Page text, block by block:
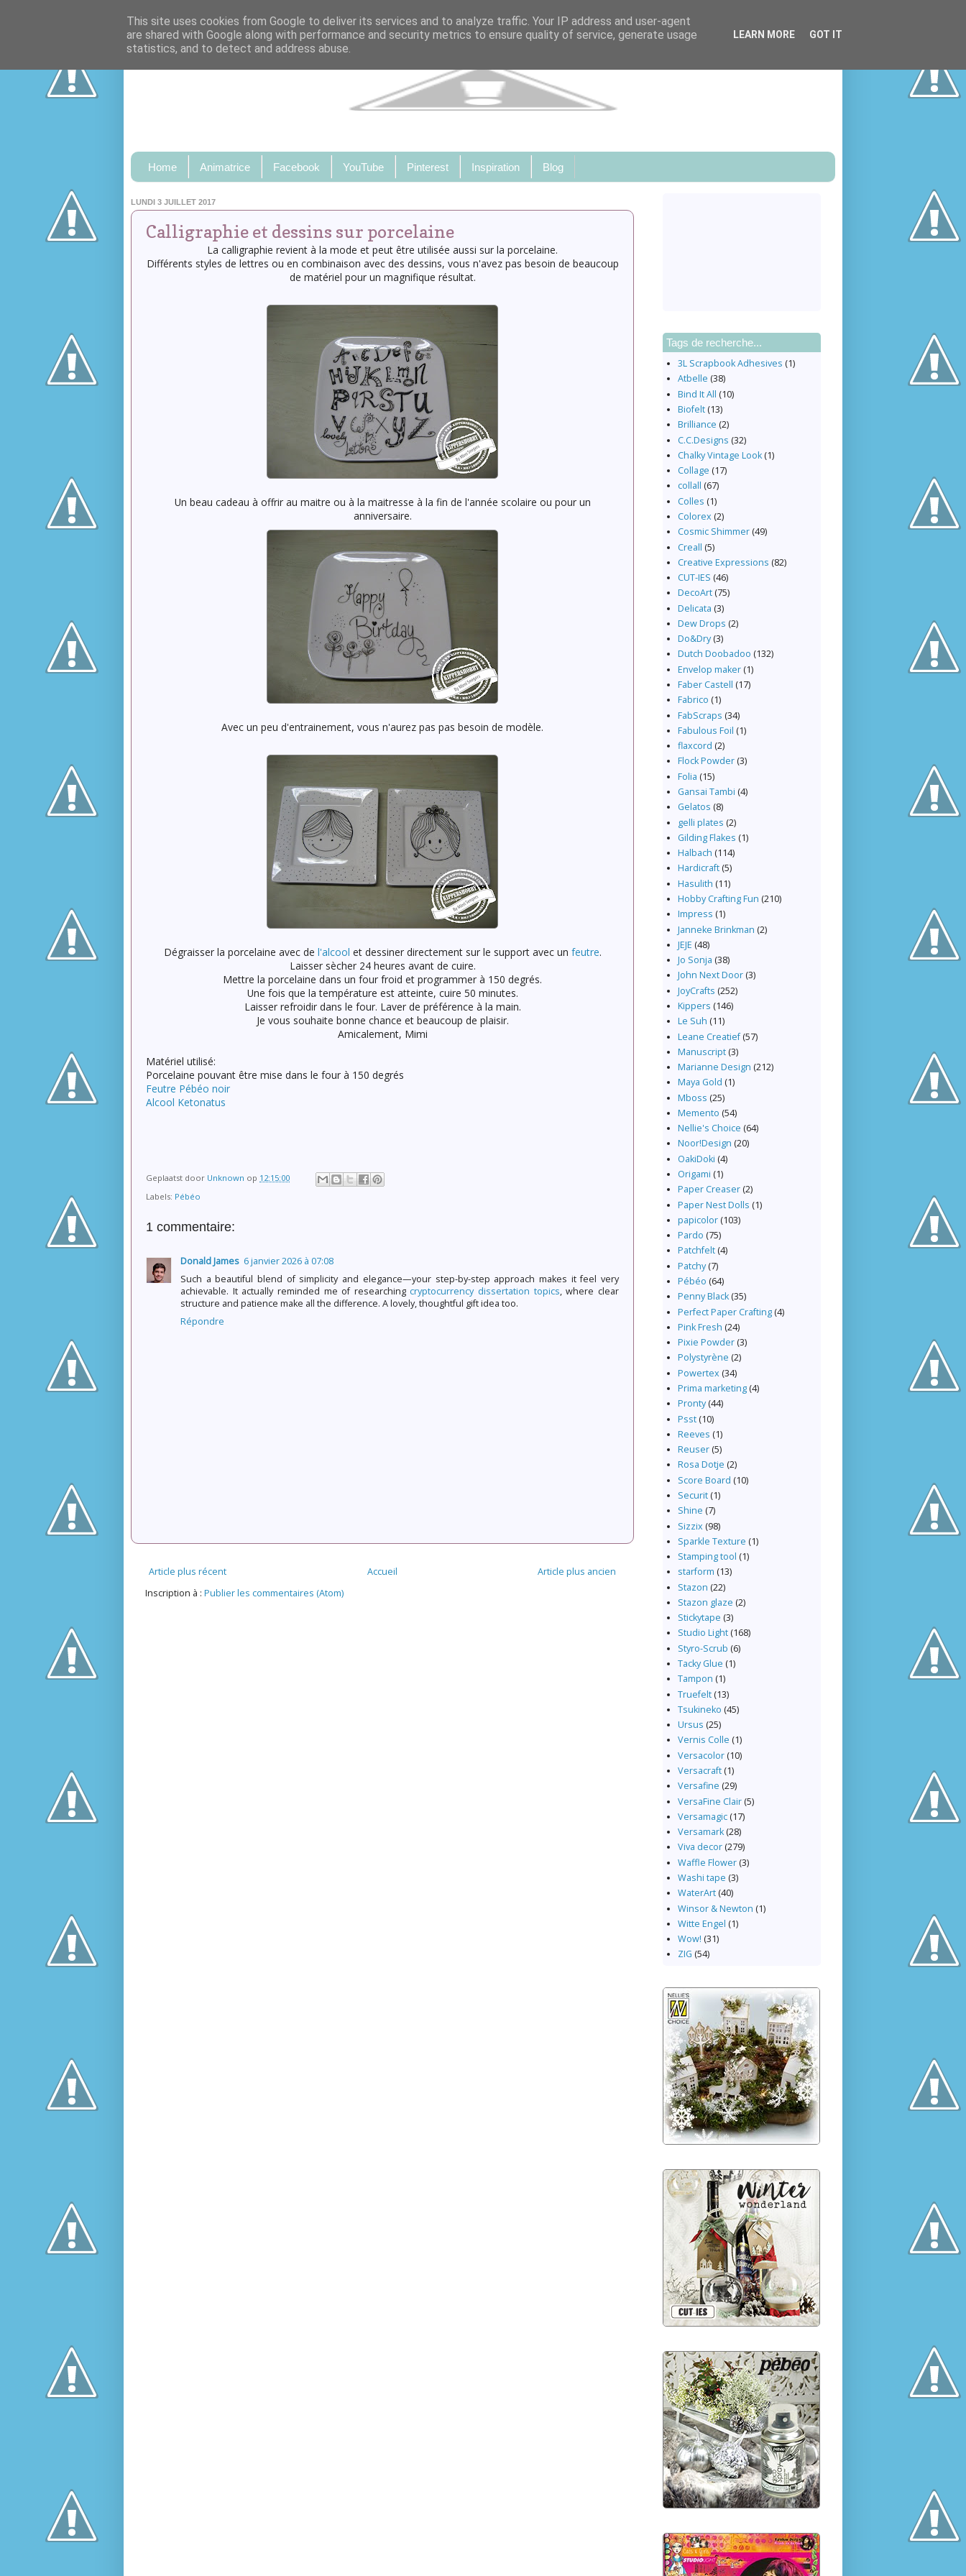
Home Animatrice Facebook YouTube Pinterest Inspiration Blog
LUNDI 3 JUILLET 2017
Calligraphie et dessins sur porcelaine
La calligraphie revient à la mode et peut être utilisée aussi sur la porcelaine.
Différents styles de lettres ou en combinaison avec des dessins, vous n'avez pas besoin de beaucoup
de matériel pour un magnifique résultat.
Un beau cadeau à offrir au maitre ou à la maitresse à la fin de l'année scolaire ou pour un
anniversaire.
Avec un peu d'entrainement, vous n'aurez pas pas besoin de modèle.
Dégraisser la porcelaine avec de l'alcool et dessiner directement sur le support avec un feutre.
Laisser sècher 24 heures avant de cuire.
Mettre la porcelaine dans un four froid et programmer à 150 degrés.
Une fois que la température est atteinte, cuire 50 minutes.
Laisser refroidir dans le four. Laver de préférence à la main.
Je vous souhaite bonne chance et beaucoup de plaisir.
Amicalement, Mimi
Matériel utilisé:
Porcelaine pouvant être mise dans le four à 150 degrés
Feutre Pébéo noir
Alcool Ketonatus
Geplaatst door Unknown op 12:15:00
Labels: Pébéo
1 commentaire:
Donald James 6 janvier 2026 à 07:08
Such a beautiful blend of simplicity and elegance—your step-by-step approach makes it feel very
achievable. It actually reminded me of researching cryptocurrency dissertation topics, where clear
structure and patience make all the difference. A lovely, thoughtful gift idea too.
Répondre
Article plus récent Article plus ancien
Accueil
Inscription à : Publier les commentaires (Atom)
Tags de recherche...
3L Scrapbook Adhesives (1)
Atbelle (38)
Bind It All (10)
Biofelt (13)
Brilliance (2)
C.C.Designs (32)
Chalky Vintage Look (1)
Collage (17)
collall (67)
Colles (1)
Colorex (2)
Cosmic Shimmer (49)
Creall (5)
Creative Expressions (82)
CUT-IES (46)
DecoArt (75)
Delicata (3)
Dew Drops (2)
Do&Dry (3)
Dutch Doobadoo (132)
Envelop maker (1)
Faber Castell (17)
Fabrico (1)
FabScraps (34)
Fabulous Foil (1)
flaxcord (2)
Flock Powder (3)
Folia (15)
Gansai Tambi (4)
Gelatos (8)
gelli plates (2)
Gilding Flakes (1)
Halbach (114)
Hardicraft (5)
Hasulith (11)
Hobby Crafting Fun (210)
Impress (1)
Janneke Brinkman (2)
JEJE (48)
Jo Sonja (38)
John Next Door (3)
JoyCrafts (252)
Kippers (146)
Le Suh (11)
Leane Creatief (57)
Manuscript (3)
Marianne Design (212)
Maya Gold (1)
Mboss (25)
Memento (54)
Nellie's Choice (64)
Noor!Design (20)
OakiDoki (4)
Origami (1)
Paper Creaser (2)
Paper Nest Dolls (1)
papicolor (103)
Pardo (75)
Patchfelt (4)
Patchy (7)
Pébéo (64)
Penny Black (35)
Perfect Paper Crafting (4)
Pink Fresh (24)
Pixie Powder (3)
Polystyrène (2)
Powertex (34)
Prima marketing (4)
Pronty (44)
Psst (10)
Reeves (1)
Reuser (5)
Rosa Dotje (2)
Score Board (10)
Securit (1)
Shine (7)
Sizzix (98)
Sparkle Texture (1)
Stamping tool (1)
starform (13)
Stazon (22)
Stazon glaze (2)
Stickytape (3)
Studio Light (168)
Styro-Scrub (6)
Tacky Glue (1)
Tampon (1)
Truefelt (13)
Tsukineko (45)
Ursus (25)
Vernis Colle (1)
Versacolor (10)
Versacraft (1)
Versafine (29)
VersaFine Clair (5)
Versamagic (17)
Versamark (28)
Viva decor (279)
Waffle Flower (3)
Washi tape (3)
WaterArt (40)
Winsor & Newton (1)
Witte Engel (1)
Wow! (31)
ZIG (54)
This site uses cookies from Google to deliver its services and to analyze traffic. Your IP address and user-agent
are shared with Google along with performance and security metrics to ensure quality of service, generate usage
statistics, and to detect and address abuse.
LEARN MORE GOT IT